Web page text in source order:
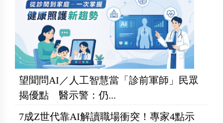
望聞問AI／人工智慧當「診前軍師」民眾
揭優點 醫示警：仍...
7成Z世代靠AI解讀職場衝突！專家4點示